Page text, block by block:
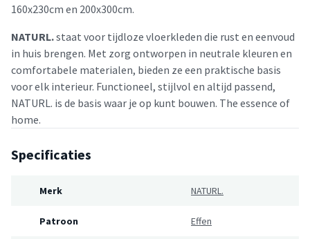
160x230cm en 200x300cm.
NATURL.staat voor tijdloze vloerkleden die rust en eenvoud
in huis brengen. Met zorg ontworpen in neutrale kleuren en
comfortabele materialen, bieden ze een praktische basis
voor elk interieur. Functioneel, stijlvol en altijd passend,
NATURL. is de basis waar je op kunt bouwen. The essence of
home.
Specificaties
Merk NATURL.
Patroon Effen